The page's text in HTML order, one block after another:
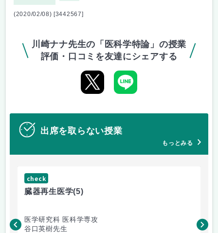
(2020/02/08) [3442567]
川崎ナナ先生の「医科学特論」の授業
評価・口コミを友達にシェアする
出席を取らない授業
もっとみる
check
臓器再生医学(5)
医学研究科 医科学専攻
谷口英樹先生
専
三